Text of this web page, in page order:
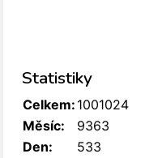
Statistiky
Celkem: 1001024
Měsíc:
9363
Den:
533